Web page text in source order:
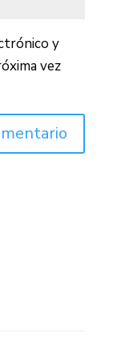
y
vez